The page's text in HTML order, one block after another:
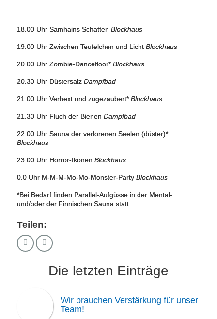
18.00 Uhr Samhains Schatten Blockhaus
19.00 Uhr Zwischen Teufelchen und Licht Blockhaus
20.00 Uhr Zombie-Dancefloor*Blockhaus
20.30 Uhr Düstersalz Dampfbad
21.00 Uhr Verhext und zugezaubert*Blockhaus
21.30 Uhr Fluch der Bienen Dampfbad
22.00 Uhr Sauna der verlorenen Seelen (düster)*
Blockhaus
23.00 Uhr Horror-Ikonen Blockhaus
0.0 Uhr M-M-M-Mo-Mo-Monster-Party Blockhaus
*Bei Bedarf finden Parallel-Aufgüsse in der Mental-
und/oder der Finnischen Sauna statt.
Teilen:
Die letzten Einträge
Wir brauchen Verstärkung für unser
Team!